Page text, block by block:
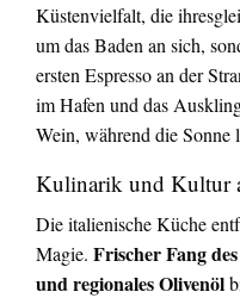
Küstenvielfalt, die
um das Baden an sich,
ersten Espresso an der
im Hafen und das
Wein, während die Sonne
Kulinarik und Kultur
Die italienische Küche
Magie. Frischer Fang
und regionales Olivenöl